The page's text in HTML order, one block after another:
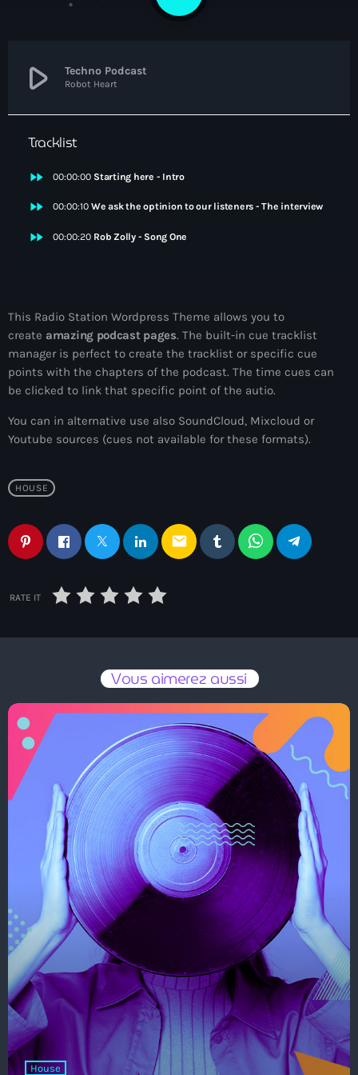
CONTACT
Now playing
NON STOP MUSIC
18:00 - 21:00
Electro Radio est désormais disponible
sur www.radio.fr !
ELECTRO radio est désormais
play_arrow Techno Podcast
Robot Heart
Tracklist
fast_forward 00:00:00 Starting here - Intro
fast_forward 00:00:10 We ask the optinion to our listeners - The interview
fast_forward 00:00:20 Rob Zolly - Song One
This Radio Station Wordpress Theme allows you to
create amazing podcast pages. The built-in cue tracklist
manager is perfect to create the tracklist or specific cue
points with the chapters of the podcast. The time cues can
be clicked to link that specific point of the autio.
You can in alternative use also SoundCloud, Mixcloud or
Youtube sources (cues not available for these formats).
HOUSE
email
RATE IT
Vous aimerez aussi
House